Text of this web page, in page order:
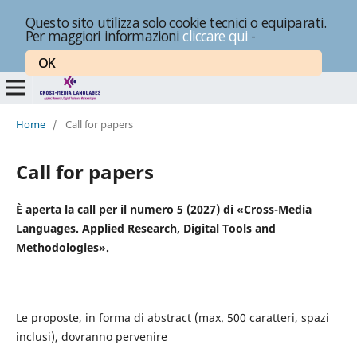
Questo sito utilizza solo cookie tecnici o equiparati.
Per maggiori informazionicliccare qui -
OK
Home / Call for papers
Call for papers
È aperta la call per il numero 5 (2027) di «Cross-Media
Languages. Applied Research, Digital Tools and
Methodologies».
Le proposte, in forma di abstract (max. 500 caratteri, spazi
inclusi), dovranno pervenire